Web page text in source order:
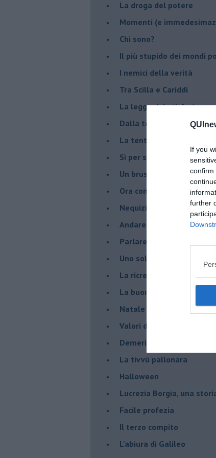
If you
confirm
further
La droga del potere
Momenti (e
Chi sono?
Il più stupido dei mondi
I nemici della verità
Tra Scilla e Cariddi
La legge del più forte
Dalla terra alla luna
La tentazione
​Sì per sempre? O no al
Un brusco risveglio
Ora come allora
Nequizia
Andare oltre lo specchio
Parlare con la televisione
Uno solo al comando?
La ricreazione è finita
La buona notizia
Natale con l'elmetto
Valori dubbi miti fasulli
Demeritocrazia
La tivvù pallonara
Halloween
​Lucrezia Borgia, una
Facile profezia
Il terzo compito
L'abiura di Galileo